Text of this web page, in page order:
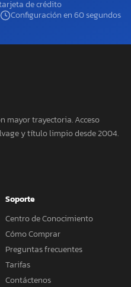
de crédito
Configuración en 60 segundos
mayor trayectoria. Acceso
y título limpio desde 2004.
Soporte
Centro de Conocimiento
Cómo Comprar
Preguntas frecuentes
Tarifas
Contáctenos